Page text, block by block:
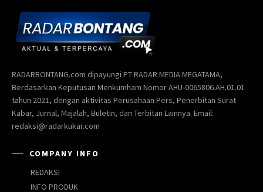
RADARBONTANG.com dipayungi PT RADAR MEDIA MEGATAMA,
Berdasarkan Keputusan Menkumham Nomor AHU-0065806.AH.01.01
tahun 2021, dengan aktivitas Perusahaan Pers, Penerbitan Surat
Kabar, Jurnal, Majalah, Buletin, dan Terbitan Lainnya. Email:
redaksi@radarkukar.com
COMPANY INFO
REDAKSI
INFO PRODUK